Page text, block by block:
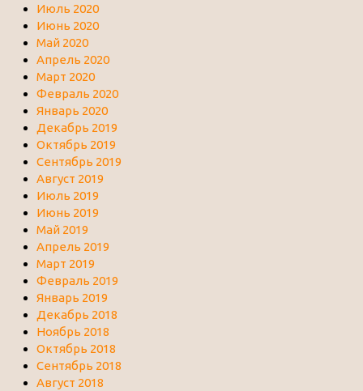
Июль 2020
Июнь 2020
Май 2020
Апрель 2020
Март 2020
Февраль 2020
Январь 2020
Декабрь 2019
Октябрь 2019
Сентябрь 2019
Август 2019
Июль 2019
Июнь 2019
Май 2019
Апрель 2019
Март 2019
Февраль 2019
Январь 2019
Декабрь 2018
Ноябрь 2018
Октябрь 2018
Сентябрь 2018
Август 2018